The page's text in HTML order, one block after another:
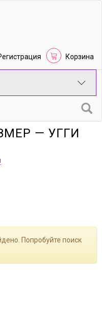
Корзина
— УГГИ
Попробуйте поиск